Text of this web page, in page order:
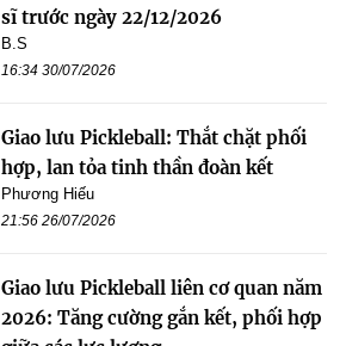
sĩ trước ngày 22/12/2026
B.S
16:34 30/07/2026
Giao lưu Pickleball: Thắt chặt phối
hợp, lan tỏa tinh thần đoàn kết
Phương Hiếu
21:56 26/07/2026
Giao lưu Pickleball liên cơ quan năm
2026: Tăng cường gắn kết, phối hợp